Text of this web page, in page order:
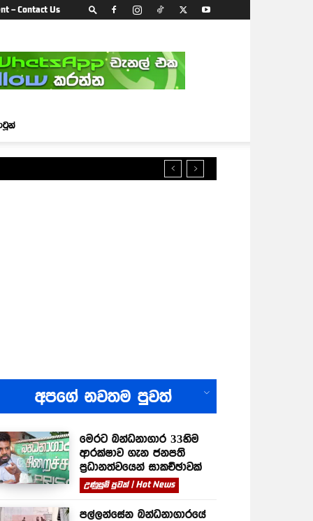
– Contact Us
අපගේ නවතම පුවත්
මෙරට බන්ධනාගාර 33හිම
ආරක්ෂාව ගැන ජනපති
ප්‍රධානත්වයෙන් සාකච්ඡාවක්
උණුසුම් පුවත් | Hot News
පල්ලන්සේන බන්ධනාගාරයේ